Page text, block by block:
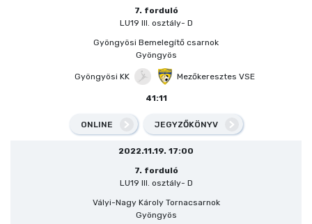
7. forduló
LU19 III. osztály- D
Gyöngyösi Bemelegítő csarnok
Gyöngyös
Gyöngyösi KK Mezőkeresztes VSE
41:11
ONLINE JEGYZŐKÖNYV
2022.11.19. 17:00
7. forduló
LU19 III. osztály- D
Vályi-Nagy Károly Tornacsarnok
Gyöngyös